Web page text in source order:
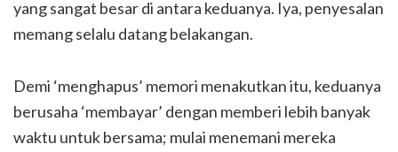
yang sangat besar di antara keduanya. Iya, penyesalan
memang selalu datang belakangan.
Demi ‘menghapus’ memori menakutkan itu, keduanya
berusaha ‘membayar’ dengan memberi lebih banyak
waktu untuk bersama; mulai menemani mereka